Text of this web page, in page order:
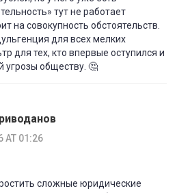
тут не работает
на совокупность обстоятельств.
для всех мелких
для тех, кто впервые оступился и
угрозы обществу. 🤔
AT 01:26
сложные юридические